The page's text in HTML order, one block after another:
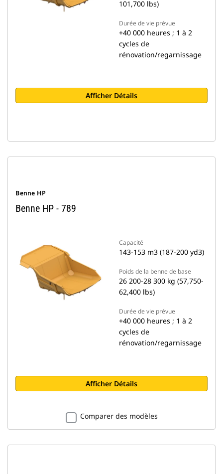
101,700 lbs)
Durée de vie prévue
+40 000 heures ; 1 à 2
cycles de
rénovation/regarnissage
Afficher Détails
Benne HP
Benne HP - 789
Capacité
143-153 m3 (187-200 yd3)
Poids de la benne de base
26 200-28 300 kg (57,750-
62,400 lbs)
Durée de vie prévue
+40 000 heures ; 1 à 2
cycles de
rénovation/regarnissage
Afficher Détails
Comparer des modèles